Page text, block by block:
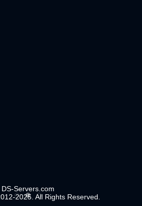
DS-Servers.com
2025. All Rights Reserved.